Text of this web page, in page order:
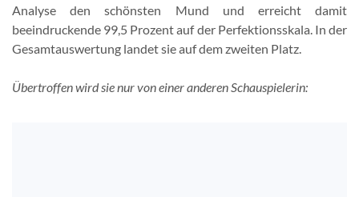
Analyse den schönsten Mund und erreicht damit
beeindruckende 99,5 Prozent auf der Perfektionsskala. In der
Gesamtauswertung landet sie auf dem zweiten Platz.
Übertroffen wird sie nur von einer anderen Schauspielerin: